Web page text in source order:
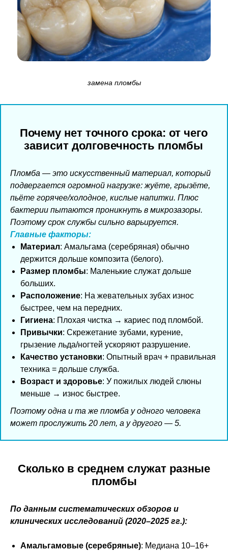
замена пломбы
Почему нет точного срока: от чего
зависит долговечность пломбы
Пломба — это искусственный материал, который
подвергается огромной нагрузке: жуёте, грызёте,
пьёте горячее/холодное, кислые напитки. Плюс
бактерии пытаются проникнуть в микрозазоры.
Поэтому срок службы сильно варьируется.
Главные факторы:
Материал: Амальгама (серебряная) обычно
держится дольше композита (белого).
Размер пломбы: Маленькие служат дольше
больших.
Расположение: На жевательных зубах износ
быстрее, чем на передних.
Гигиена: Плохая чистка → кариес под пломбой.
Привычки: Скрежетание зубами, курение,
грызение льда/ногтей ускоряют разрушение.
Качество установки: Опытный врач + правильная
техника = дольше служба.
Возраст и здоровье: У пожилых людей слюны
меньше → износ быстрее.
Поэтому одна и та же пломба у одного человека
может прослужить 20 лет, а у другого — 5.
Сколько в среднем служат разные
пломбы
По данным систематических обзоров и
клинических исследований (2020–2025 гг.):
Амальгамовые (серебряные): Медиана 10–16+